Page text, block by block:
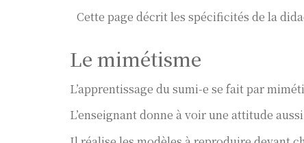
Cette page décrit les spécificités de la
Le mimétisme
L’apprentissage du sumi-e se fait par
L’enseignant donne à voir une attitude